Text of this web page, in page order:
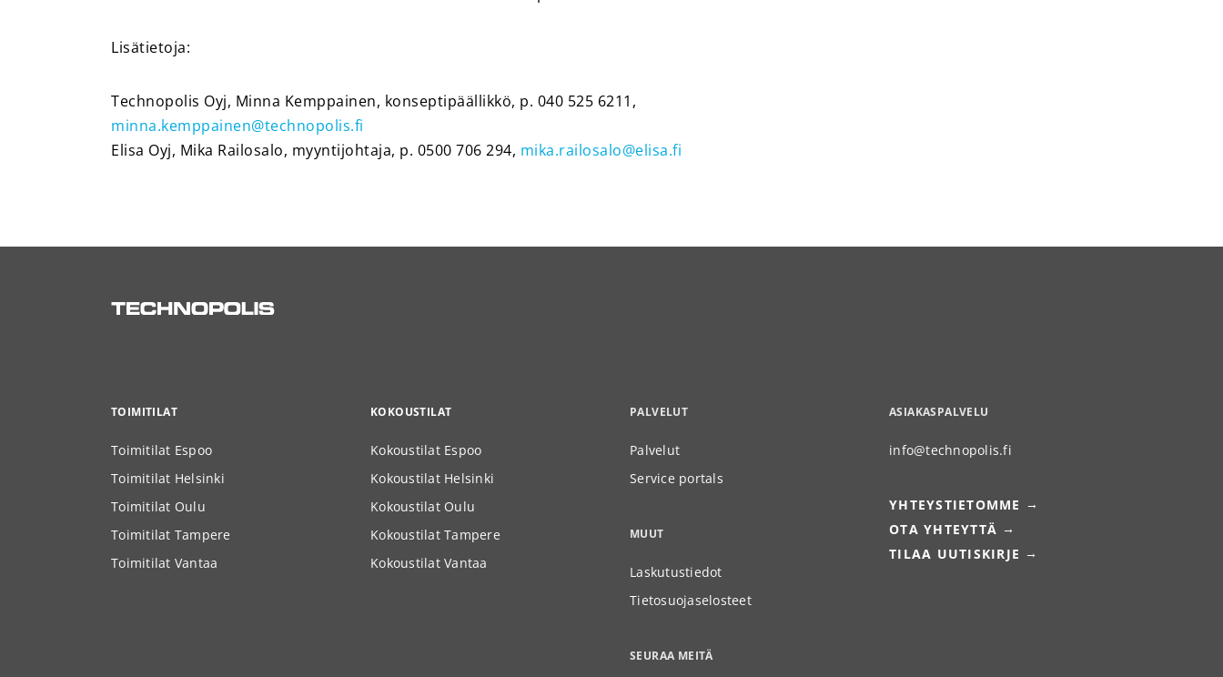
Lisätietoja:
Technopolis Oyj, Minna Kemppainen, konseptipäällikkö, p. 040 525 6211,
minna.kemppainen@technopolis.fi
Elisa Oyj, Mika Railosalo, myyntijohtaja, p. 0500 706 294, mika.railosalo@elisa.fi
TOIMITILAT
Toimitilat Espoo
Toimitilat Helsinki
Toimitilat Oulu
Toimitilat Tampere
Toimitilat Vantaa
KOKOUSTILAT
Kokoustilat Espoo
Kokoustilat Helsinki
Kokoustilat Oulu
Kokoustilat Tampere
Kokoustilat Vantaa
PALVELUT
Palvelut
Service portals
MUUT
Laskutustiedot
Tietosuojaselosteet
ASIAKASPALVELU
info@technopolis.fi
YHTEYSTIETOMME
OTA YHTEYTTÄ
TILAA UUTISKIRJE
SEURAA MEITÄ